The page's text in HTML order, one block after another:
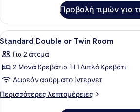
Τετράκλινο
Δωμάτιο
Προβολή τιμών για
Προβολή
όλων
των
φωτογραφιών
για
Standard
Ένα
10
Standard Double or Twin Room
Για 2 άτομα
2 Μονά Κρεβάτια Ή 1 Διπλό Κρεβάτι
Δωρεάν ασύρματο ίντερνετ
Περισσότερες λεπτομέρειες
Περισσότερες